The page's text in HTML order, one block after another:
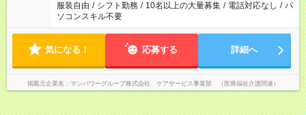
服装自由 / シフト勤務 / 10名以上の大量募集 / 電話対応なし / パ
ソコンスキル不要
気になる！ 応募する 詳細へ
掲載元企業名 マンパワーグループ株式会社 ケアサービス事業部 （医療福祉介護関連）